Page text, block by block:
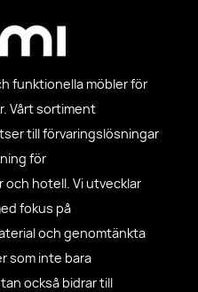
funktionella möbler för
Vårt sortiment
till förvaringslösningar
för
och hotell. Vi utvecklar
fokus på
och genomtänkta
som inte bara
också bidrar till